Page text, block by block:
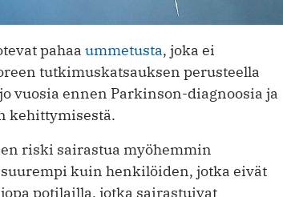
pahaa ummetusta, joka ei
tutkimuskatsauksen perusteella
vuosia ennen Parkinson-diagnoosia ja
kehittymisestä.
riski sairastua myöhemmin
kuin henkilöiden, jotka eivät
potilailla, jotka sairastuivat